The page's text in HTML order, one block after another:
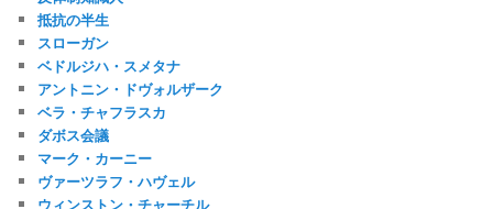
抵抗の半生
スローガン
ベドルジハ・スメタナ
アントニン・ドヴォルザーク
ベラ・チャフラスカ
ダボス会議
マーク・カーニー
ヴァーツラフ・ハヴェル
ウィンストン・チャーチル